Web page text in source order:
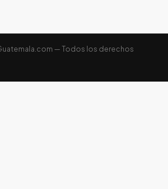
— Todos los derechos